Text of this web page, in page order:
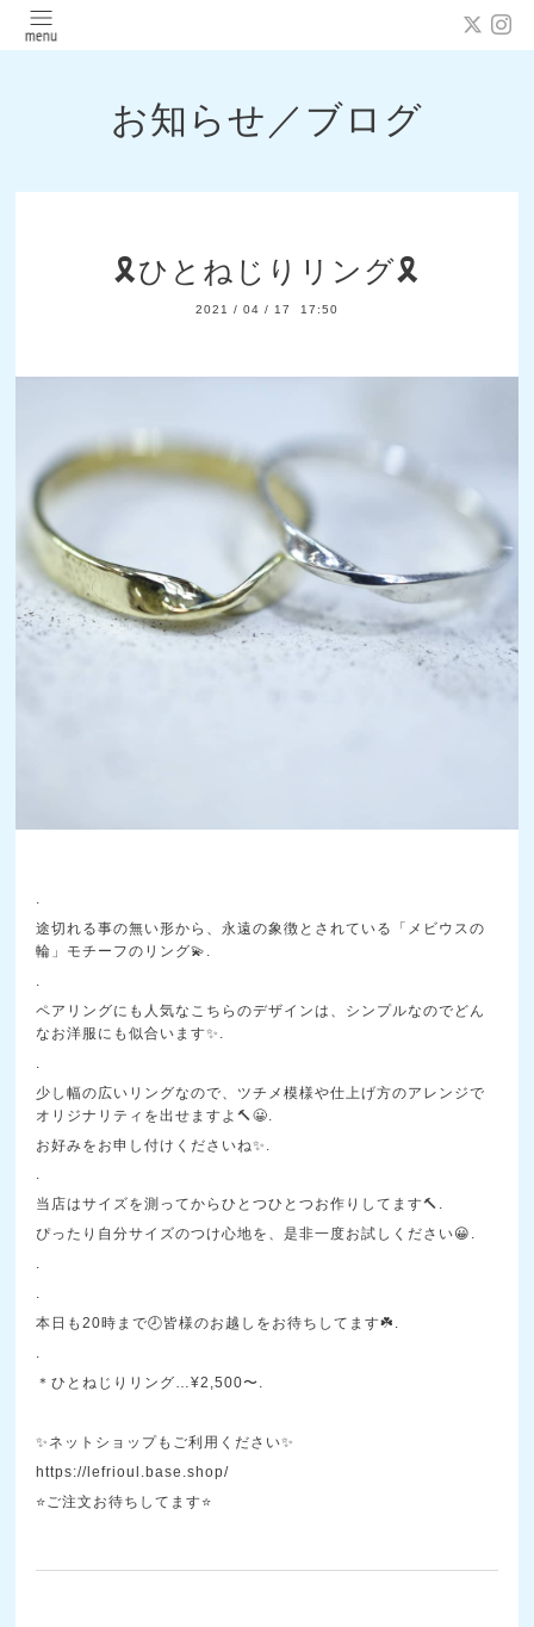
お知らせ／ブログ
🎗ひとねじりリング🎗
2021 / 04 / 17 17:50
.
途切れる事の無い形から、永遠の象徴とされている「メビウスの
輪」モチーフのリング💫.
.
ペアリングにも人気なこちらのデザインは、シンプルなのでどん
なお洋服にも似合います✨.
少し幅の広いリングなので、ツチメ模様や仕上げ方のアレンジで
オリジナリティを出せますよ🔨😀.
お好みをお申し付けくださいね✨.
.
当店はサイズを測ってからひとつひとつお作りしてます🔨.
ぴったり自分サイズのつけ心地を、是非一度お試しください😀.
.
.
本日も20時まで🕗皆様のお越しをお待ちしてます☘️.
.
＊ひとねじりリング…¥2,500〜.
✨ネットショップもご利用ください✨
https://lefrioul.base.shop/
⭐ご注文お待ちしてます⭐